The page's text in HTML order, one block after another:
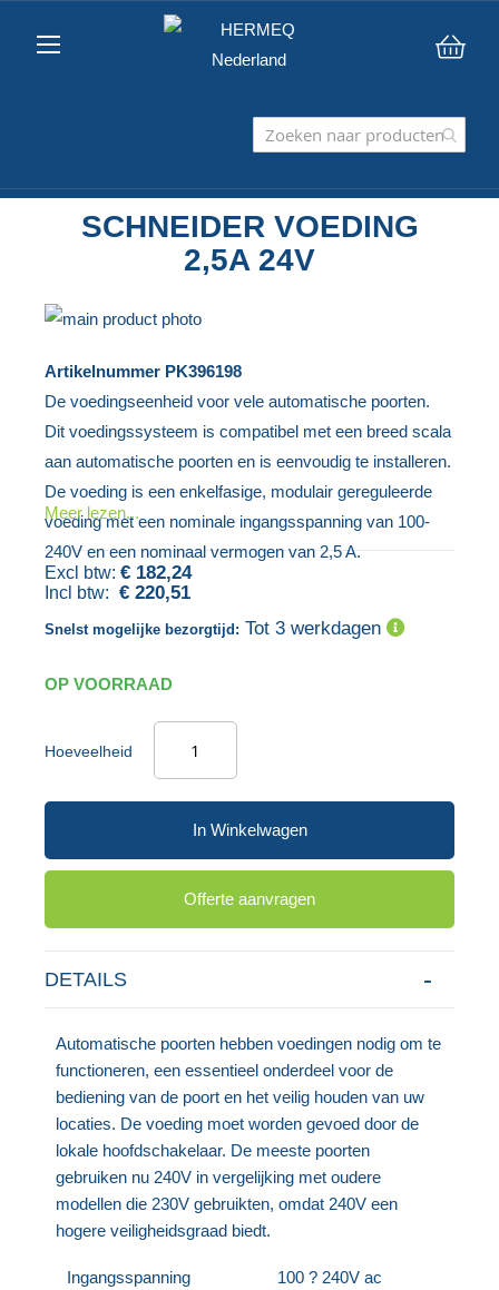
SCHNEIDER VOEDING
2,5A 24V
Ga
het
einde
van
de
afbeeldingen-
gallerij
naar
het
begin
van
de
afbeeldingen-
gallerij
Artikelnummer PK396198
De voedingseenheid voor vele automatische poorten.
Dit voedingssysteem is compatibel met een breed scala
aan automatische poorten en is eenvoudig te installeren.
De voeding is een enkelfasige, modulair gereguleerde
voeding met een nominale ingangsspanning van 100-
240V en een nominaal vermogen van 2,5 A.
Meer lezen...
€ 182,24
€ 220,51
Snelst mogelijke bezorgtijd: Tot 3 werkdagen
OP VOORRAAD
Hoeveelheid
In Winkelwagen
Offerte aanvragen
DETAILS
Automatische poorten hebben voedingen nodig om te
functioneren, een essentieel onderdeel voor de
bediening van de poort en het veilig houden van uw
locaties. De voeding moet worden gevoed door de
lokale hoofdschakelaar. De meeste poorten
gebruiken nu 240V in vergelijking met oudere
modellen die 230V gebruikten, omdat 240V een
hogere veiligheidsgraad biedt.
Ingangsspanning 100 ? 240V ac